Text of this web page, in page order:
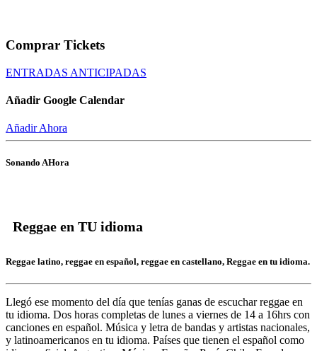
Comprar Tickets
ENTRADAS ANTICIPADAS
Añadir Google Calendar
Añadir Ahora
Sonando AHora
Reggae en TU idioma
Reggae latino, reggae en español, reggae en castellano, Reggae en tu idioma.
Llegó ese momento del día que tenías ganas de escucharreggae en
tu idioma. Dos horas completas de lunes a viernes de 14 a 16hrs con
canciones en español. Música y letra de bandas y artistas nacionales,
y latinoamericanos en tu idioma. Países que tienen el español como